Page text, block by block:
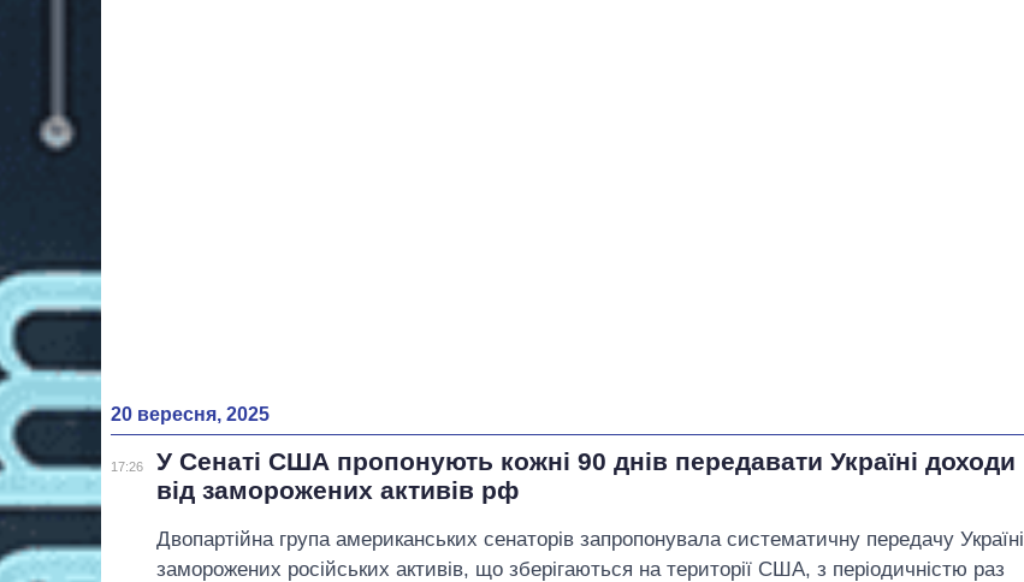
20 вересня, 2025
17:26
У Сенаті США пропонують кожні 90 днів передавати Україні доходи
від заморожених активів рф
Двопартійна група американських сенаторів запропонувала систематичну передачу Україні
заморожених російських активів, що зберігаються на території США, з періодичністю раз
персональних даних
українців із платіжних чеків